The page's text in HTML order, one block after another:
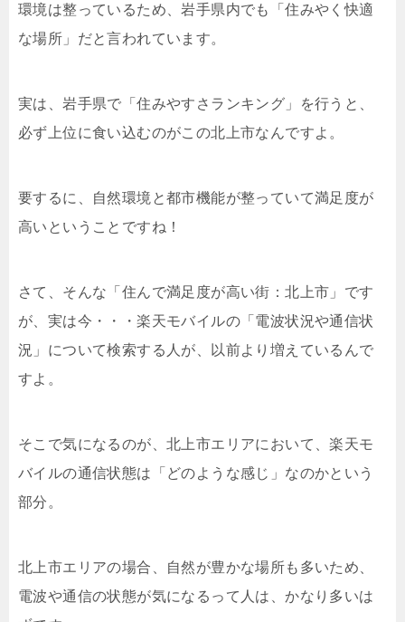
環境は整っているため、岩手県内でも「住みやく快適
な場所」だと言われています。
実は、岩手県で「住みやすさランキング」を行うと、
必ず上位に食い込むのがこの北上市なんですよ。
要するに、自然環境と都市機能が整っていて満足度が
高いということですね！
さて、そ んな「住んで満足度が高い街：北上市」です
が、実は今・・・楽天モバイルの「電波状況や通信状
況」について検索する人が、以前より増えているんで
すよ。
そこで気になるのが、北上市エリアにおいて、楽天モ
バイルの通信状態は「どのような感じ」なのかという
部分。
北上市エリアの場合、自然が豊かな場所も多いため、
電波や通信の状態が気になるって人は、かなり多いは